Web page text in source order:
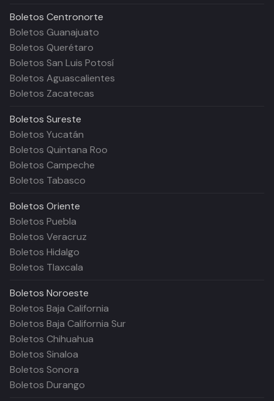
Boletos Centronorte
Boletos Guanajuato
Boletos Querétaro
Boletos San Luis Potosí
Boletos Aguascalientes
Boletos Zacatecas
Boletos Sureste
Boletos Yucatán
Boletos Quintana Roo
Boletos Campeche
Boletos Tabasco
Boletos Oriente
Boletos Puebla
Boletos Veracruz
Boletos Hidalgo
Boletos Tlaxcala
Boletos Noroeste
Boletos Baja California
Boletos Baja California Sur
Boletos Chihuahua
Boletos Sinaloa
Boletos Sonora
Boletos Durango